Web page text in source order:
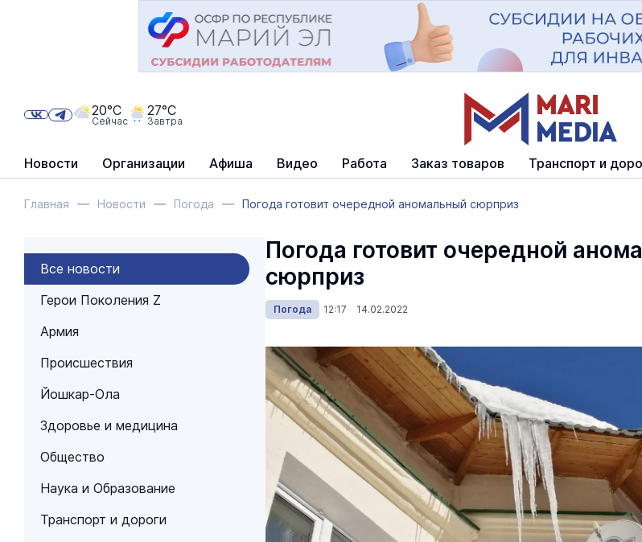
Новости Организации Афиша Видео Работа Заказ товаров Транспорт и
20°C
Сейчас
27°C
Завтра
Главная Новости Погода Погода готовит очередной аномальный сюрприз
Все новости
Герои Поколения Z
Армия
Происшествия
Йошкар-Ола
Здоровье и медицина
Общество
Наука и Образование
Транспорт и дороги
Погода готовит очередной
сюрприз
Погода 12:17 14.02.2022